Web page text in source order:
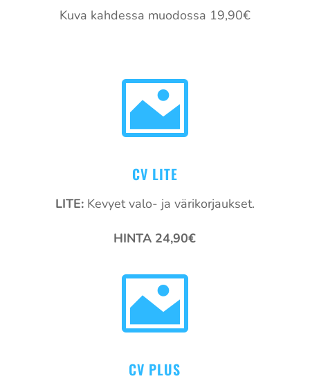
Kuva kahdessa muodossa 19,90€

CV LITE
LITE: Kevyet valo- ja värikorjaukset.
HINTA 24,90€

CV PLUS